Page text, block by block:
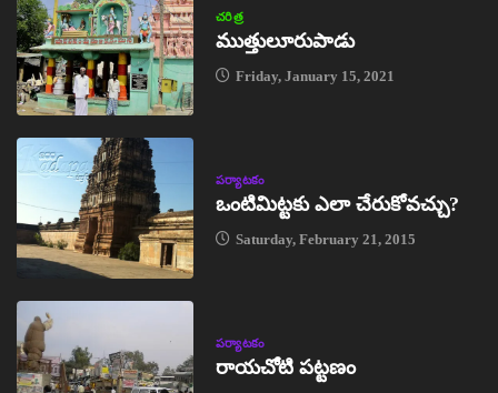
చరిత్ర
ముత్తులూరుపాడు
Friday, January 15, 2021
పర్యాటకం
ఒంటిమిట్టకు ఎలా చేరుకోవచ్చు?
Saturday, February 21, 2015
పర్యాటకం
రాయచోటి పట్టణం